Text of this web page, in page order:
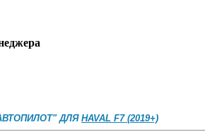
ДЛЯ HAVAL F7 (2019+)